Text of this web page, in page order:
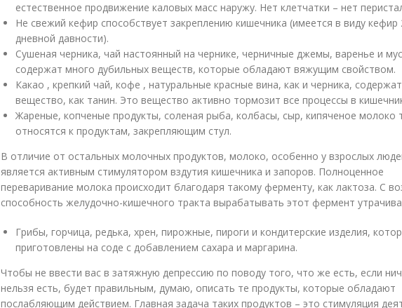
естественное продвижение каловых масс наружу. Нет клетчатки – нет
Не свежий кефир способствует закреплению кишечника (имеется в виду кефир
дневной давности).
Сушеная черника, чай настоянный на чернике, черничные джемы, варенье и
содержат много дубильных веществ, которые обладают вяжущим свойством.
Какао , крепкий чай, кофе , натуральные красные вина, как и черника,
вещество, как танин. Это вещество активно тормозит все процессы в
Жареные, копченые продукты, соленая рыба, колбасы, сыр, кипяченое молоко
относятся к продуктам, закрепляющим стул.
В отличие от остальных молочных продуктов, молоко, особенно у взрослых
является активным стимулятором вздутия кишечника и запоров. Полноценное
переваривание молока происходит благодаря такому ферменту, как лактоза. С
способность желудочно-кишечного тракта вырабатывать этот фермент
Грибы, горчица, редька, хрен, пирожные, пироги и кондитерские изделия,
приготовлены на соде с добавлением сахара и маргарина.
Чтобы не ввести вас в затяжную депрессию по поводу того, что же есть, если
нельзя есть, будет правильным, думаю, описать те продукты, которые обладают
послабляющим действием. Главная задача таких продуктов – это стимуляция